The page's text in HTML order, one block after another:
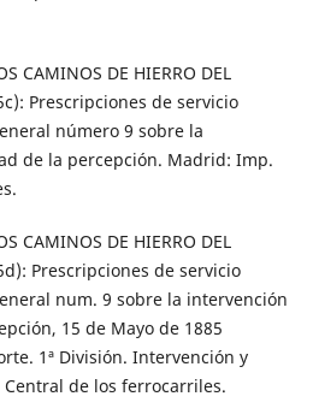
CAMINOS DE HIERRO DEL
Prescripciones de servicio
número 9 sobre la
de la percepción. Madrid: Imp.
CAMINOS DE HIERRO DEL
Prescripciones de servicio
num. 9 sobre la intervención
15 de Mayo de 1885
1ª División. Intervención y
de los ferrocarriles.